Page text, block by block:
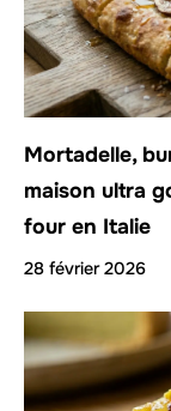
Mortadelle,
maison ultra
four en Italie
28 février 2026